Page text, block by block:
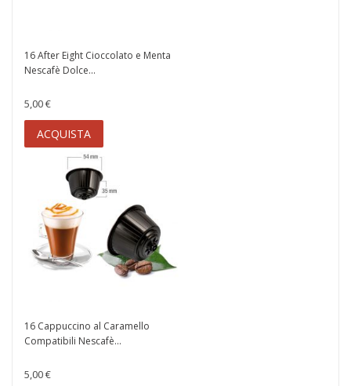
16 After Eight Cioccolato e Menta
Nescafè Dolce...
5,00 €
ACQUISTA
16 Cappuccino al Caramello
Compatibili Nescafè...
5,00 €